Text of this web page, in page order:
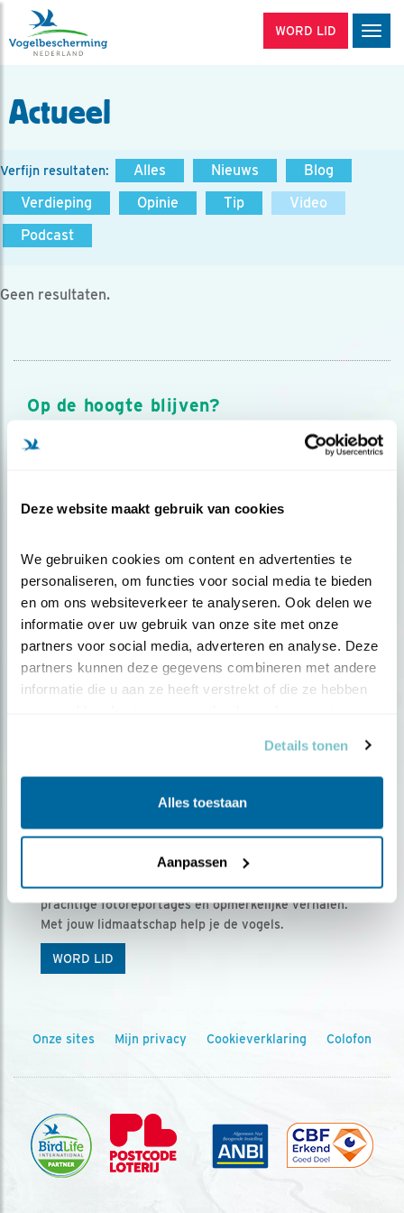
Deze website maakt gebruik van cookies
We gebruiken cookies om content en advertenties te
personaliseren, om functies voor social media te bieden
en om ons websiteverkeer te analyseren. Ook delen we
informatie over uw gebruik van onze site met onze
partners voor social media, adverteren en analyse. Deze
partners kunnen deze gegevens combineren met andere
informatie die u aan ze heeft verstrekt of die ze hebben
Details tonen
Alles toestaan
Aanpassen
WORD LID
Actueel
Verfijn resultaten: Alles Nieuws
Blog
Verdieping
Opinie Tip
Video
Podcast
Geen resultaten.
Op de hoogte blijven?
Meld je aan en ontvang nieuws, inspiratie, acties en tips
over vogels en activiteiten van Vogelbescherming.
Ontvang 5 x Vogels voor € 36,00 per jaar
Vogels is het tijdschrift voor onze leden, met
prachtige fotoreportages en opmerkelijke verhalen.
Met jouw lidmaatschap help je de vogels.
WORD LID
Onze sites Mijn privacy Cookieverklaring Colofon